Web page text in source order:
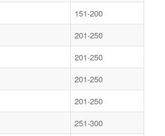
151-200
201-250
201-250
201-250
201-250
251-300